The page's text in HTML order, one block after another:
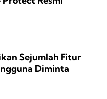
Sejumlah Fitur
Diminta